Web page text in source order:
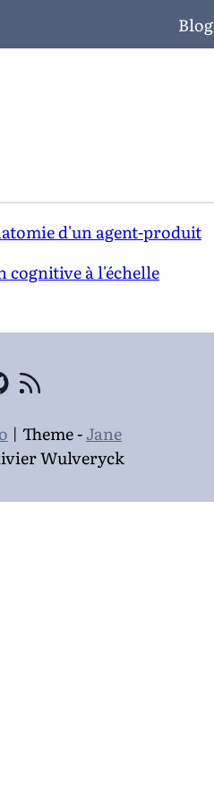
Blog
d'un agent-produit
cognitive à l'échelle
| Theme -Jane
Wulveryck